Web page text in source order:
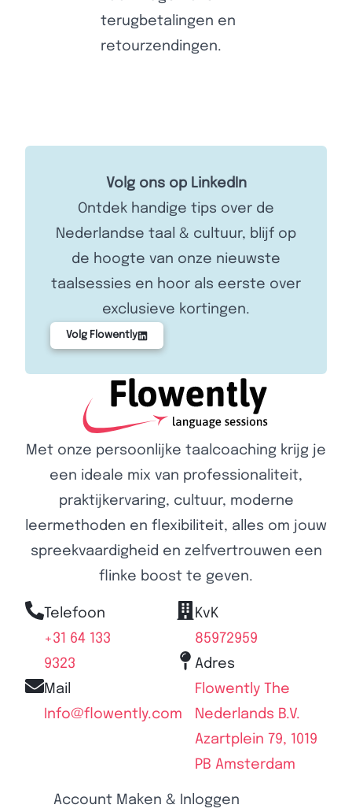
terugbetalingen en
retourzendingen.
Volg ons op LinkedIn
Ontdek handige tips over de
Nederlandse taal & cultuur, blijf op
de hoogte van onze nieuwste
taalsessies en hoor als eerste over
exclusieve kortingen.
Volg Flowently
Met onze persoonlijke taalcoaching krijg je
een ideale mix van professionaliteit,
praktijkervaring, cultuur, moderne
leermethoden en flexibiliteit, alles om jouw
spreekvaardigheid en zelfvertrouwen een
flinke boost te geven.
Telefoon
+31 64 133
9323
Mail
Info@flowently.com
KvK
85972959
Adres
Flowently The
Nederlands B.V.
Azartplein 79, 1019
PB Amsterdam
Account Maken & Inloggen